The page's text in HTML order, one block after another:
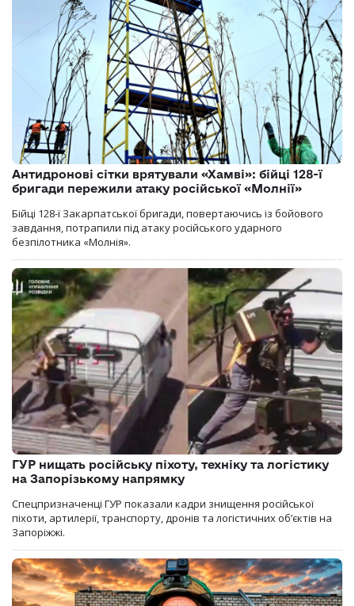
Антидронові сітки врятували «Хамві»: бійці 128-ї
бригади пережили атаку російської «Молнії»
Бійці 128-ї Закарпатської бригади, повертаючись із бойового
завдання, потрапили під атаку російського ударного
безпілотника «Молнія».
ГУР нищать російську піхоту, техніку та логістику
на Запорізькому напрямку
Спецпризначенці ГУР показали кадри знищення російської
піхоти, артилерії, транспорту, дронів та логістичних об’єктів на
Запоріжжі.